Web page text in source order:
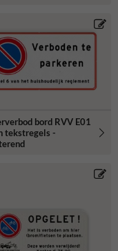
bord RVV E01
tekstregels -